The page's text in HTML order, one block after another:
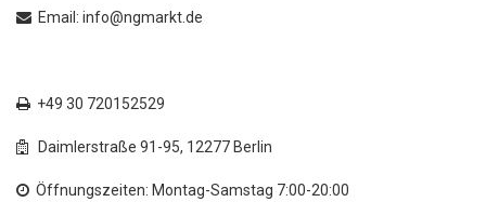
Email: info@ngmarkt.de
+49 30 720152529
Daimlerstraße 91-95, 12277 Berlin
Öffnungszeiten: Montag-Samstag 7:00-20:00